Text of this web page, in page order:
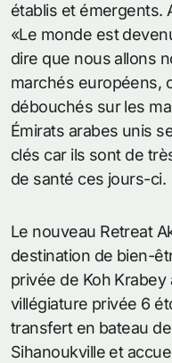
établis et émergents.
«Le monde est
dire que nous allons
marchés européens,
débouchés sur les
Émirats arabes unis
clés car ils sont de
de santé ces jours-ci.
Le nouveau Retreat
destination de bien-
privée de Koh
villégiature privée 6
transfert en bateau
Sihanoukville et